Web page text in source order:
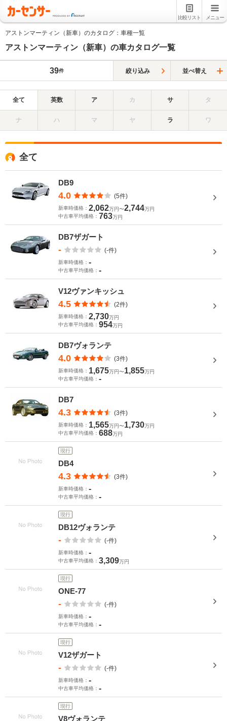
比較リスト メニュー
アストンマーティン（新車）のカタログ：車種一覧
アストンマーティン（新車）の車カタログ一覧
39件 絞り込み 並べ替え
全て 英数 ア カ サ タ
ナ ハ マ ヤ ラ ワ
全て
DB9
4.0 (5件)
新車時価格： 2,062万円〜2,744万円
中古車平均価格： 763万円
DB7ザガート
- (-件)
新車時価格： -
中古車平均価格： -
V12ヴァンキッシュ
4.5 (2件)
新車時価格： 2,730万円
中古車平均価格： 954万円
DB7ヴォランテ
4.0 (3件)
新車時価格： 1,675万円〜1,855万円
中古車平均価格： -
DB7
4.3 (3件)
新車時価格： 1,565万円〜1,730万円
中古車平均価格： 688万円
現行
DB4
4.3 (3件)
新車時価格： -
中古車平均価格： -
現行
DB12ヴォランテ
- (-件)
新車時価格： -
中古車平均価格： 3,309万円
現行
ONE-77
- (-件)
新車時価格： -
中古車平均価格： -
現行
V12ザガート
- (-件)
新車時価格： -
中古車平均価格： -
現行
V8ヴォランテ